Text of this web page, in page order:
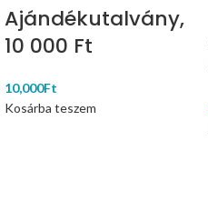
Ajándékutalvány,
10 000 Ft
10,000Ft
Kosárba teszem